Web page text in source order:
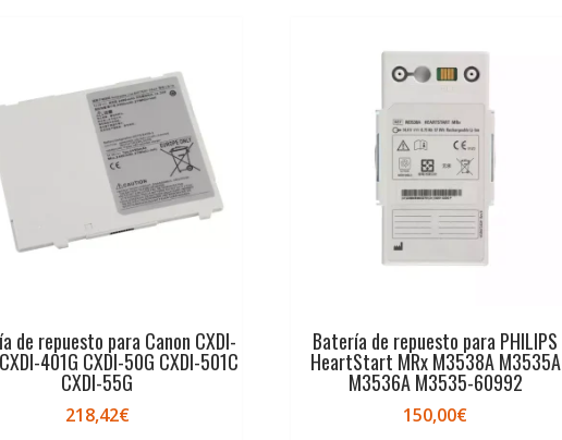
de repuesto para Canon CXDI-
401G CXDI-50G CXDI-501C
CXDI-55G
218,42€
Batería de repuesto para PHILIPS
HeartStart MRx M3538A M3535A
M3536A M3535-60992
150,00€